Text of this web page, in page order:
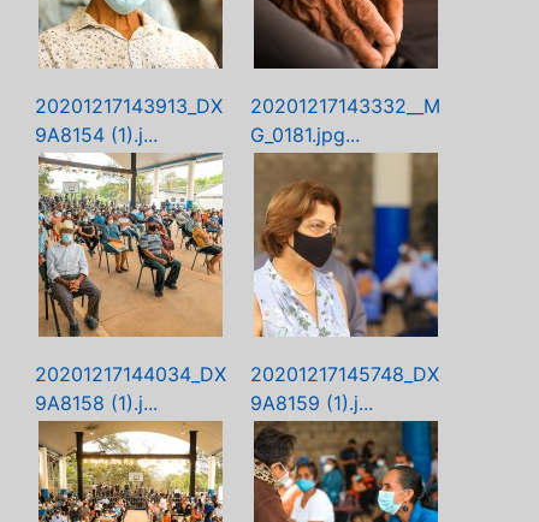
20201217143913_DX
9A8154 (1).j...
20201217143332__M
G_0181.jpg...
20201217144034_DX
9A8158 (1).j...
20201217145748_DX
9A8159 (1).j...